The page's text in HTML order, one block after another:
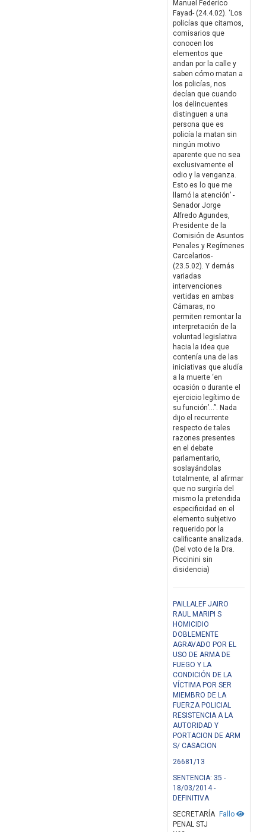
Manuel Federico
Fayad- (24.4.02). ‘Los
policías que citamos,
comisarios que
conocen los
elementos que
andan por la calle y
saben cómo matan a
los policías, nos
decían que cuando
los delincuentes
distinguen a una
persona que es
policía la matan sin
ningún motivo
aparente que no sea
exclusivamente el
odio y la venganza.
Esto es lo que me
llamó la atención’ -
Senador Jorge
Alfredo Agundes,
Presidente de la
Comisión de Asuntos
Penales y Regímenes
Carcelarios-
(23.5.02). Y demás
variadas
intervenciones
vertidas en ambas
Cámaras, no
permiten remontar la
interpretación de la
voluntad legislativa
hacia la idea que
contenía una de las
iniciativas que aludía
a la muerte ‘en
ocasión o durante el
ejercicio legítimo de
su función’…”. Nada
dijo el recurrente
respecto de tales
razones presentes
en el debate
parlamentario,
soslayándolas
totalmente, al afirmar
que no surgiría del
mismo la pretendida
especificidad en el
elemento subjetivo
requerido por la
calificante analizada.
(Del voto de la Dra.
Piccinini sin
disidencia)
PAILLALEF JAIRO
RAUL MARIPI S
HOMICIDIO
DOBLEMENTE
AGRAVADO POR EL
USO DE ARMA DE
FUEGO Y LA
CONDICIÓN DE LA
VÍCTIMA POR SER
MIEMBRO DE LA
FUERZA POLICIAL
RESISTENCIA A LA
AUTORIDAD Y
PORTACION DE ARM
S/ CASACION
26681/13
SENTENCIA: 35 -
18/03/2014 -
DEFINITIVA
Fallo
SECRETARÍA
PENAL STJ